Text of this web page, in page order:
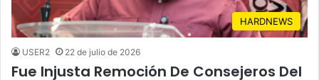
HARDNEWS
USER2 22 de julio de 2026
Fue Injusta Remoción De Consejeros Del